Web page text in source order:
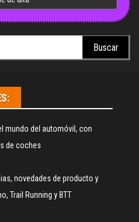
mundo del automóvil, con
de coches
novedades de producto y
Trail Running y BTT